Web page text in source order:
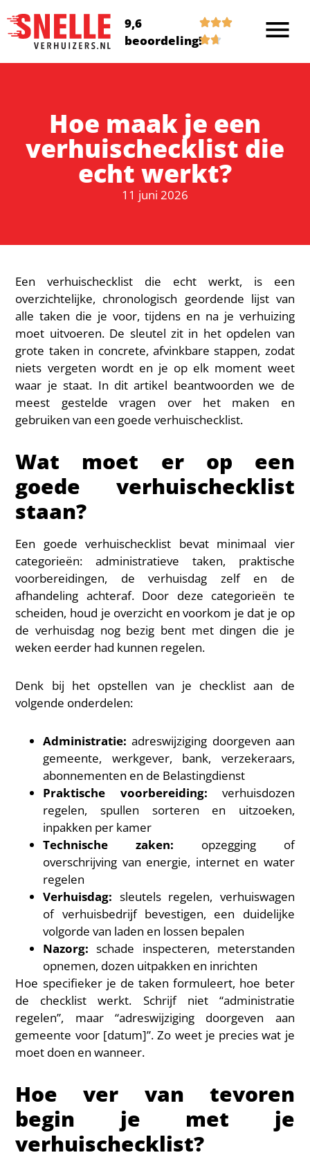
9,6
beoordeling!
Hoe maak je een
verhuischecklist die
echt werkt?
11 juni 2026
Een verhuischecklist die echt werkt, is een
overzichtelijke, chronologisch geordende lijst van
alle taken die je voor, tijdens en na je verhuizing
moet uitvoeren. De sleutel zit in het opdelen van
grote taken in concrete, afvinkbare stappen, zodat
niets vergeten wordt en je op elk moment weet
waar je staat. In dit artikel beantwoorden we de
meest gestelde vragen over het maken en
gebruiken van een goede verhuischecklist.
Wat moet er op een
goede verhuischecklist
staan?
Een goede verhuischecklist bevat minimaal vier
categorieën: administratieve taken, praktische
voorbereidingen, de verhuisdag zelf en de
afhandeling achteraf. Door deze categorieën te
scheiden, houd je overzicht en voorkom je dat je op
de verhuisdag nog bezig bent met dingen die je
weken eerder had kunnen regelen.
Denk bij het opstellen van je checklist aan de
volgende onderdelen:
Administratie: adreswijziging doorgeven aan
gemeente, werkgever, bank, verzekeraars,
abonnementen en de Belastingdienst
Praktische voorbereiding: verhuisdozen
regelen, spullen sorteren en uitzoeken,
inpakken per kamer
Technische zaken: opzegging of
overschrijving van energie, internet en water
regelen
Verhuisdag: sleutels regelen, verhuiswagen
of verhuisbedrijf bevestigen, een duidelijke
volgorde van laden en lossen bepalen
Nazorg: schade inspecteren, meterstanden
opnemen, dozen uitpakken en inrichten
Hoe specifieker je de taken formuleert, hoe beter
de checklist werkt. Schrijf niet “administratie
regelen”, maar “adreswijziging doorgeven aan
gemeente voor [datum]”. Zo weet je precies wat je
moet doen en wanneer.
Hoe ver van tevoren
begin je met je
verhuischecklist?